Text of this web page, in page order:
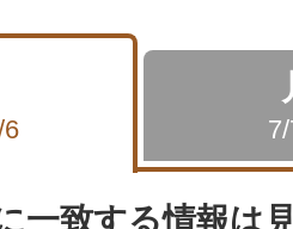
一致する情報は